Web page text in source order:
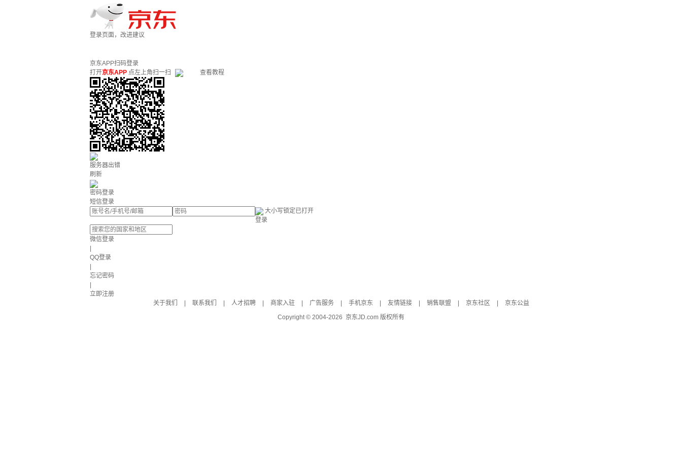
登录页面，改进建议
京东APP扫码登录
打开京东APP 点左上角扫一扫 查看教程
服务器出错
刷新
密码登录
短信登录
大小写锁定已打开
登录
微信登录
QQ登录
忘记密码
立即注册
关于我们
联系我们 人才招聘 商家入驻 广告服务 手机京东 友情链接 销售联盟 京东社区
京东公益
Copyright © 2004-2026 京东JD.com 版权所有